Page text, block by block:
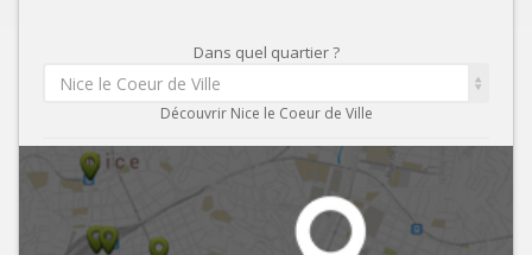
Dans quel quartier ?
Nice le Coeur de Ville
Découvrir Nice le Coeur de Ville